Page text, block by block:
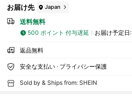
お届け先 Japan
送料無料
500 ポイント 付与遅延 お届け予定日:
返品無料
安全な支払い · プライバシー保護
Sold by & Ships from: SHEIN